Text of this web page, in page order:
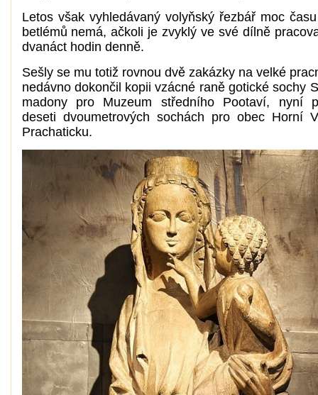
Letos však vyhledávaný volyňský řezbář moc
betlémů nemá, ačkoli je zvyklý ve své dílně
dvanáct hodin denně.
Sešly se mu totiž rovnou dvě zakázky na velké
nedávno dokončil kopii vzácné raně gotické sochy
madony pro Muzeum středního Pootaví, nyní
deseti dvoumetrových sochách pro obec Horní
Prachaticku.